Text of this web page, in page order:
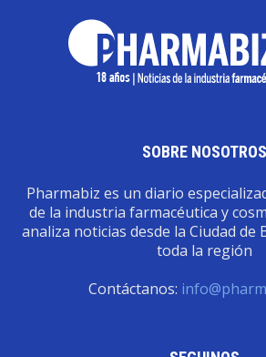
SOBRE NOSOTROS
Pharmabiz es un diario
de la industria farmacéutica y
analiza noticias desde la Ciudad de
toda la región
Contáctanos: